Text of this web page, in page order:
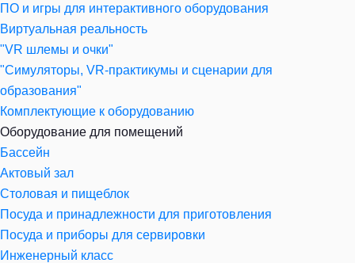
ПО и игры для интерактивного оборудования
Виртуальная реальность
"VR шлемы и очки"
"Симуляторы, VR-практикумы и сценарии для
образования"
Комплектующие к оборудованию
Оборудование для помещений
Бассейн
Актовый зал
Столовая и пищеблок
Посуда и принадлежности для приготовления
Посуда и приборы для сервировки
Инженерный класс